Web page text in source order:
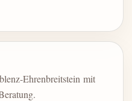
Ehrenbreitstein mit